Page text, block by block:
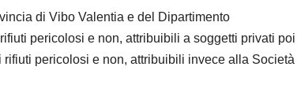
di Vibo Valentia e del Dipartimento
pericolosi e non, attribuibili a soggetti privati poi
pericolosi e non, attribuibili invece alla Società